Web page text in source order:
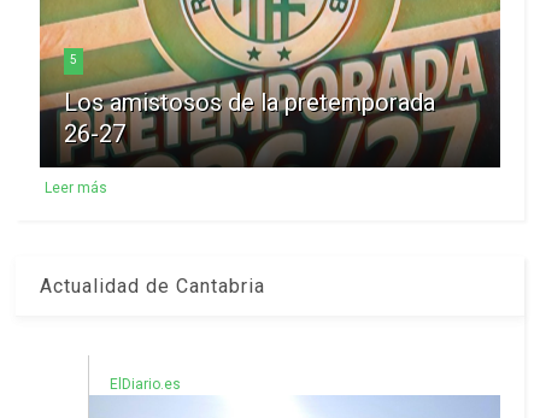
5
Los amistosos de la pretemporada
26-27
Leer más
Actualidad de Cantabria
ElDiario.es